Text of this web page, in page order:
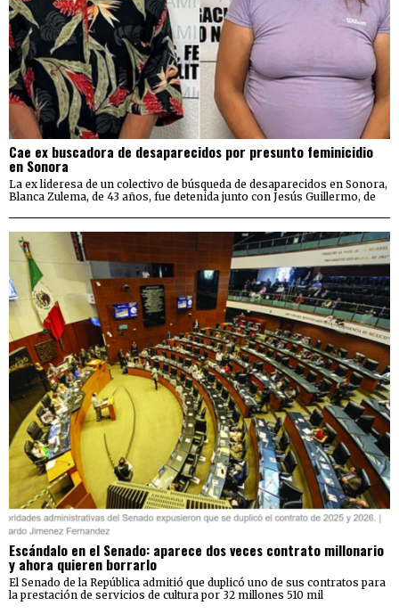
Cae ex buscadora de desaparecidos por presunto feminicidio
en Sonora
La ex lideresa de un colectivo de búsqueda de desaparecidos en Sonora,
Blanca Zulema, de 43 años, fue detenida junto con Jesús Guillermo, de
Escándalo en el Senado: aparece dos veces contrato millonario
y ahora quieren borrarlo
El Senado de la República admitió que duplicó uno de sus contratos para
la prestación de servicios de cultura por 32 millones 510 mil